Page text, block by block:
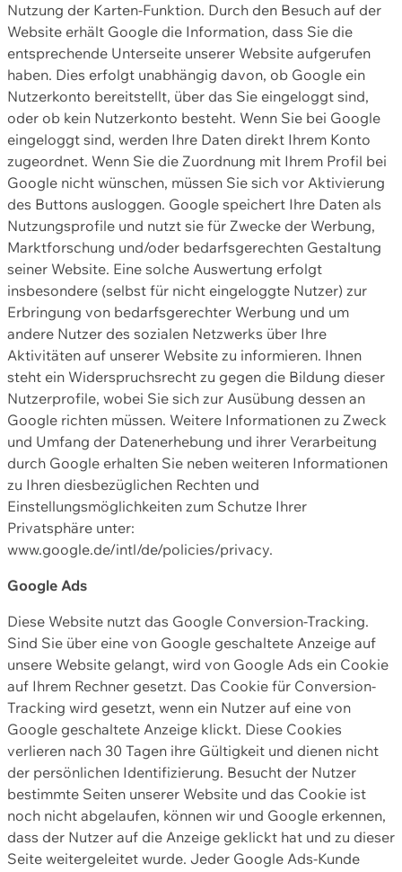
Nutzung der Karten-Funktion. Durch den Besuch auf der
Website erhält Google die Information, dass Sie die
entsprechende Unterseite unserer Website aufgerufen
haben. Dies erfolgt unabhängig davon, ob Google ein
Nutzerkonto bereitstellt, über das Sie eingeloggt sind,
oder ob kein Nutzerkonto besteht. Wenn Sie bei Google
eingeloggt sind, werden Ihre Daten direkt Ihrem Konto
zugeordnet. Wenn Sie die Zuordnung mit Ihrem Profil bei
Google nicht wünschen, müssen Sie sich vor Aktivierung
des Buttons ausloggen. Google speichert Ihre Daten als
Nutzungsprofile und nutzt sie für Zwecke der Werbung,
Marktforschung und/oder bedarfsgerechten Gestaltung
seiner Website. Eine solche Auswertung erfolgt
insbesondere (selbst für nicht eingeloggte Nutzer) zur
Erbringung von bedarfsgerechter Werbung und um
andere Nutzer des sozialen Netzwerks über Ihre
Aktivitäten auf unserer Website zu informieren. Ihnen
steht ein Widerspruchsrecht zu gegen die Bildung dieser
Nutzerprofile, wobei Sie sich zur Ausübung dessen an
Google richten müssen. Weitere Informationen zu Zweck
und Umfang der Datenerhebung und ihrer Verarbeitung
durch Google erhalten Sie neben weiteren Informationen
zu Ihren diesbezüglichen Rechten und
Einstellungsmöglichkeiten zum Schutze Ihrer
Privatsphäre unter:
www.google.de/intl/de/policies/privacy.
Google Ads
Diese Website nutzt das Google Conversion-Tracking.
Sind Sie über eine von Google geschaltete Anzeige auf
unsere Website gelangt, wird von Google Ads ein Cookie
auf Ihrem Rechner gesetzt. Das Cookie für Conversion-
Tracking wird gesetzt, wenn ein Nutzer auf eine von
Google geschaltete Anzeige klickt. Diese Cookies
verlieren nach 30 Tagen ihre Gültigkeit und dienen nicht
der persönlichen Identifizierung. Besucht der Nutzer
bestimmte Seiten unserer Website und das Cookie ist
noch nicht abgelaufen, können wir und Google erkennen,
dass der Nutzer auf die Anzeige geklickt hat und zu dieser
Seite weitergeleitet wurde. Jeder Google Ads-Kunde